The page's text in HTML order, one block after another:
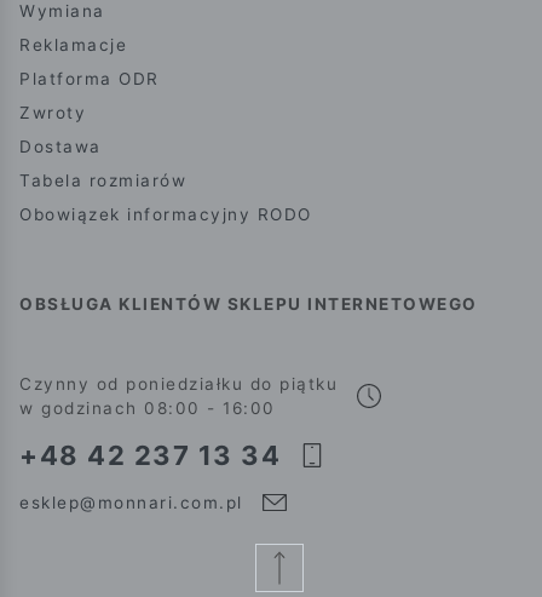
Wymiana
Reklamacje
Platforma ODR
Zwroty
Dostawa
Tabela rozmiarów
Obowiązek informacyjny RODO
OBSŁUGA KLIENTÓW SKLEPU INTERNETOWEGO
Czynny od poniedziałku do piątku
w godzinach 08:00 - 16:00
+48 42 237 13 34
esklep@monnari.com.pl